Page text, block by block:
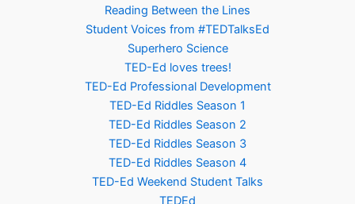
Reading Between the Lines
Student Voices from #TEDTalksEd
Superhero Science
TED-Ed loves trees!
TED-Ed Professional Development
TED-Ed Riddles Season 1
TED-Ed Riddles Season 2
TED-Ed Riddles Season 3
TED-Ed Riddles Season 4
TED-Ed Weekend Student Talks